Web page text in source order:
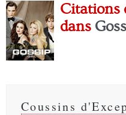
Citations
dans
Coussins